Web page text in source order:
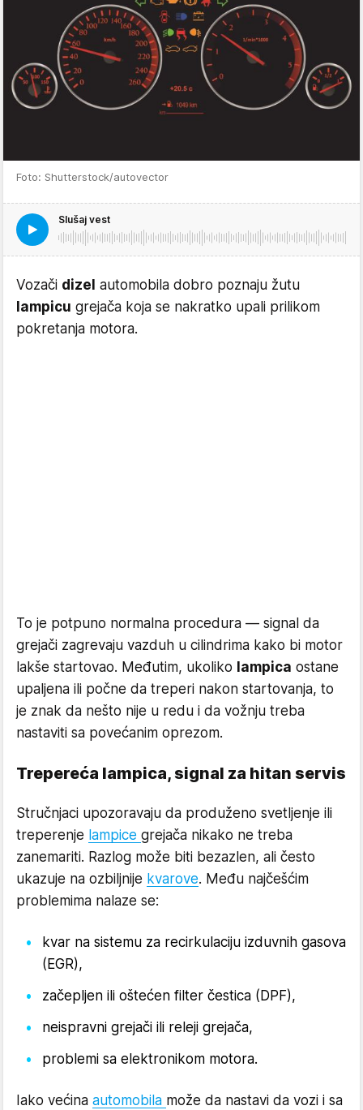
Foto: Shutterstock/autovector
Slušaj vest
Vozači dizel automobila dobro poznaju žutu
lampicu grejača koja se nakratko upali prilikom
pokretanja motora.
To je potpuno normalna procedura — signal da
grejači zagrevaju vazduh u cilindrima kako bi motor
lakše startovao. Međutim, ukoliko lampica ostane
upaljena ili počne da treperi nakon startovanja, to
je znak da nešto nije u redu i da vožnju treba
nastaviti sa povećanim oprezom.
Trepereća lampica, signal za hitan servis
Stručnjaci upozoravaju da produženo svetljenje ili
treperenje lampice grejača nikako ne treba
zanemariti. Razlog može biti bezazlen, ali često
ukazuje na ozbiljnije kvarove. Među najčešćim
problemima nalaze se:
kvar na sistemu za recirkulaciju izduvnih gasova
(EGR),
začepljen ili oštećen filter čestica (DPF),
neispravni grejači ili releji grejača,
problemi sa elektronikom motora.
Iako većina automobila može da nastavi da vozi i sa